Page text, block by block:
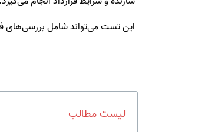
این تست می‌تواند شامل بررسی‌های
لیست مطالب